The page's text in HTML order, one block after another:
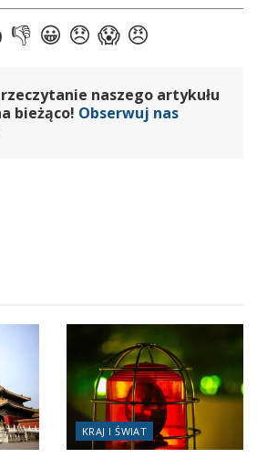
naszego artykułu
bieżąco! Obserwuj nas
KRAJ I ŚWIAT